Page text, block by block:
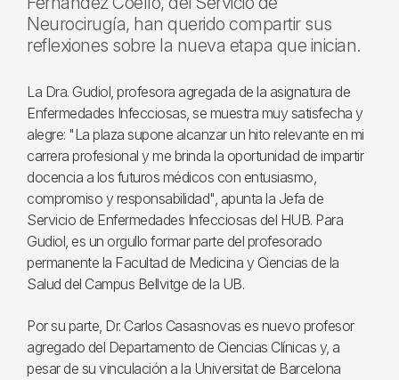
Neurocirugía, han querido compartir sus
reflexiones sobre la nueva etapa que inician.
La Dra. Gudiol, profesora agregada de la asignatura de
Enfermedades Infecciosas, se muestra muy satisfecha y
alegre: "La plaza supone alcanzar un hito relevante en mi
carrera profesional y me brinda la oportunidad de impartir
docencia a los futuros médicos con entusiasmo,
compromiso y responsabilidad", apunta la Jefa de
Servicio de Enfermedades Infecciosas del HUB. Para
Gudiol, es un orgullo formar parte del profesorado
permanente la Facultad de Medicina y Ciencias de la
Salud del Campus Bellvitge de la UB.
Por su parte, Dr. Carlos Casasnovas es nuevo profesor
agregado del Departamento de Ciencias Clínicas y, a
pesar de su vinculación a la Universitat de Barcelona